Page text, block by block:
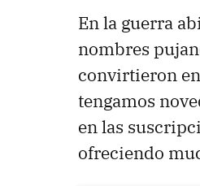
En la guerra
nombres
convirtieron
tengamos
en las
ofreciendo